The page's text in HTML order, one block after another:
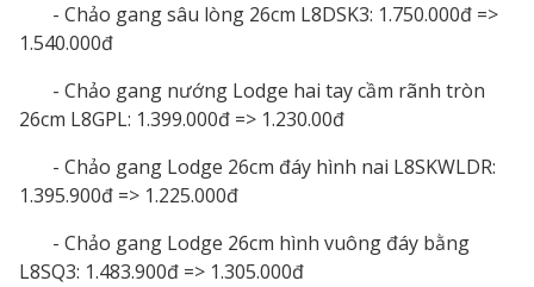
- Chảo gang sâu lòng 26cm L8DSK3: 1.750.000đ =>
1.540.000đ
- Chảo gang nướng Lodge hai tay cầm rãnh tròn
26cm L8GPL: 1.399.000đ => 1.230.00đ
- Chảo gang Lodge 26cm đáy hình nai L8SKWLDR:
1.395.900đ => 1.225.000đ
- Chảo gang Lodge 26cm hình vuông đáy bằng
L8SQ3: 1.483.900đ => 1.305.000đ